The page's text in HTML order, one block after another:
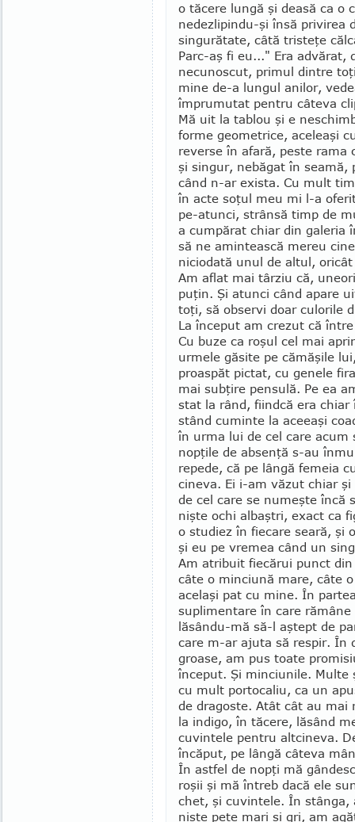
o tăcere lungă şi deasă ca o
nedezlipindu-şi însă pri­virea
singurătate, câtă tristeţe
Parc-aş fi eu..." Era advărat,
necunoscut, primul dintre
mine de-a lungul anilor,
împrumutat pentru câteva
Mă uit la tablou şi e
forme geometrice, aceleaşi
reverse în afară, peste rama
şi singur, nebăgat în seamă,
când n-ar exista. Cu mult
în acte soţul meu mi l-a
pe-atunci, strânsă timp de
a cumpărat chiar din galeria
să ne amintească mereu
niciodată unul de altul,
Am aflat mai târziu că,
puţin. Şi atunci când apare
toţi, să observi doar culorile
La început am crezut că
Cu buze ca roşul cel mai
urmele găsite pe cămăşile
proaspăt pictat, cu genele
mai sub­ţire pensulă. Pe ea
stat la rând, fiindcă era
stând cuminte la aceeaşi
în urma lui de cel care
nopţile de ab­senţă s-au
repe­de, că pe lângă femeia
cineva. Ei i-am văzut chiar
de cel care se numeşte încă
nişte ochi albaştri, exact ca
o studiez în fie­care seară, şi
şi eu pe vremea când un
Am atribuit fiecărui punct
câte o minciună mare, câte
acelaşi pat cu mine. În
suplimentare în care
lăsându-mă să-l aştept de
care m-ar ajuta să respir. În
groase, am pus toate
început. Şi minciunile. Multe
cu mult portocaliu, ca un
de dragoste. Atât cât au
la indi­go, în tăcere, lăsând
cuvintele pentru altcineva.
încăput, pe lângă câteva
În astfel de nopţi mă
roşii şi mă întreb dacă ele
chet, şi cuvintele. În stânga,
nişte pete mari şi gri, am